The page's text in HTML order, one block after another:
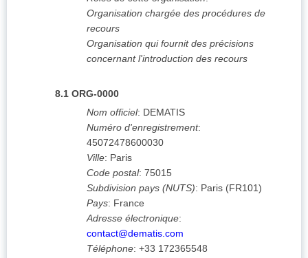
Organisation chargée des procédures de
recours
Organisation qui fournit des précisions
concernant l'introduction des recours
8.1 ORG-0000
Nom officiel: DEMATIS
Numéro d'enregistrement:
45072478600030
Ville: Paris
Code postal: 75015
Subdivision pays (NUTS): Paris (FR101)
Pays: France
Adresse électronique:
contact@dematis.com
Téléphone: +33 172365548